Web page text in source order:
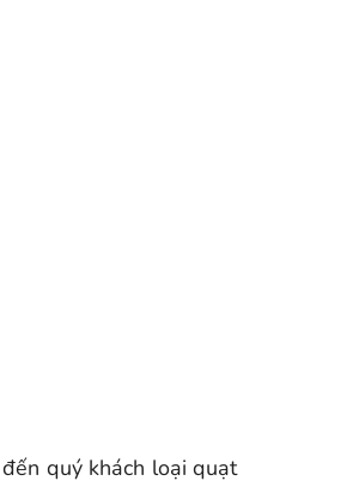
quý khách loại quạt